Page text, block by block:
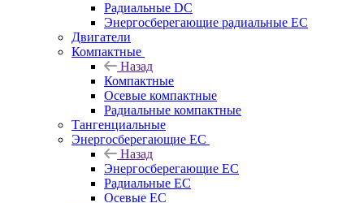
Радиальные DC
Энергосберегающие радиальные EC
Двигатели
Компактные
Назад
Компактные
Осевые компактные
Радиальные компактные
Тангенциальные
Энергосберегающие EC
Назад
Энергосберегающие EC
Радиальные EC
Осевые EC